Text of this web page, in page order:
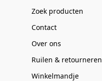
Zoek producten
Contact
Over ons
Ruilen & retourneren
Winkelmandje